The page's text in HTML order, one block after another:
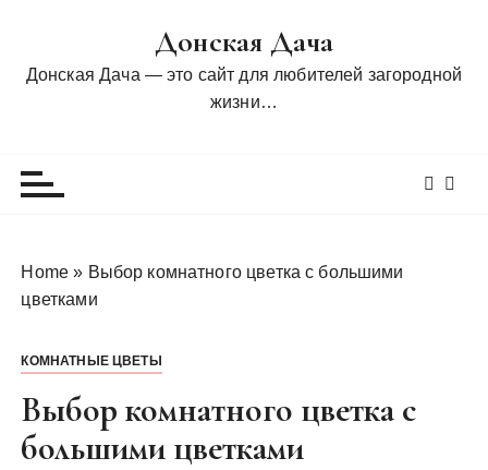
Донская Дача
Донская Дача — это сайт для любителей загородной
жизни…
Home » Выбор комнатного цветка с большими
цветками
КОМНАТНЫЕ ЦВЕТЫ
Выбор комнатного цветка с
большими цветками